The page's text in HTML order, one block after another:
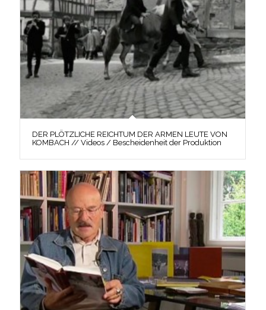
DER PLÖTZLICHE REICHTUM DER ARMEN LEUTE VON
KOMBACH // Videos / Bescheidenheit der Produktion